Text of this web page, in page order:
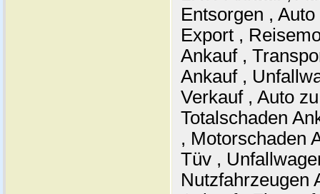
Entsorgen ,
Export ,
Ankauf ,
Ankauf ,
Verkauf , Auto
Totalschaden
, Motorschaden
Tüv ,
Nutzfahrzeugen